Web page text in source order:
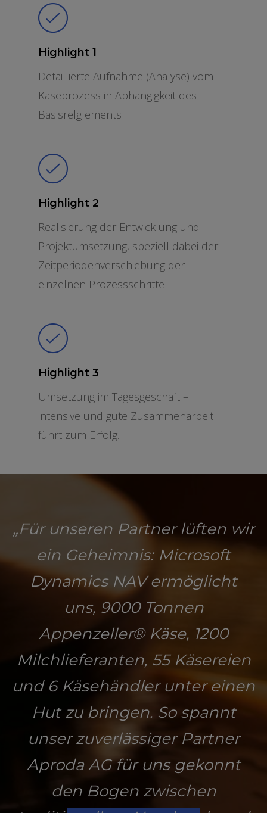
Highlight 1
Detaillierte Aufnahme (Analyse) vom
Käseprozess in Abhängigkeit des
Basisrelglements
Highlight 2
Realisierung der Entwicklung und
Projektumsetzung, speziell dabei der
Zeitperiodenverschiebung der
einzelnen Prozessschritte
Highlight 3
Umsetzung im Tagesgeschäft –
intensive und gute Zusammenarbeit
führt zum Erfolg.
„Für unseren Partner lüften wir
ein Geheimnis: Microsoft
Dynamics NAV ermöglicht
uns, 9000 Tonnen
Appenzeller® Käse, 1200
Milchlieferanten, 55 Käsereien
und 6 Käsehändler unter einen
Hut zu bringen. So spannt
unser zuverlässiger Partner
Aproda AG für uns gekonnt
den Bogen zwischen